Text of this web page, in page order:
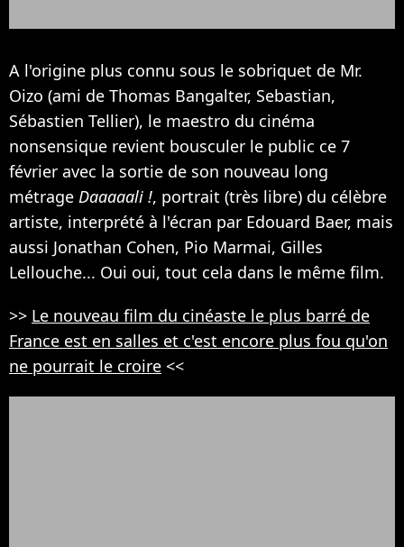
A l'origine plus connu sous le sobriquet de Mr.
Oizo (ami de Thomas Bangalter, Sebastian,
Sébastien Tellier), le maestro du cinéma
nonsensique revient bousculer le public ce 7
février avec la sortie de son nouveau long
métrage Daaaaali !, portrait (très libre) du célèbre
artiste, interprété à l'écran par Edouard Baer, mais
aussi Jonathan Cohen, Pio Marmai, Gilles
Lellouche... Oui oui, tout cela dans le même film.
>> Le nouveau film du cinéaste le plus barré de
France est en salles et c'est encore plus fou qu'on
ne pourrait le croire <<